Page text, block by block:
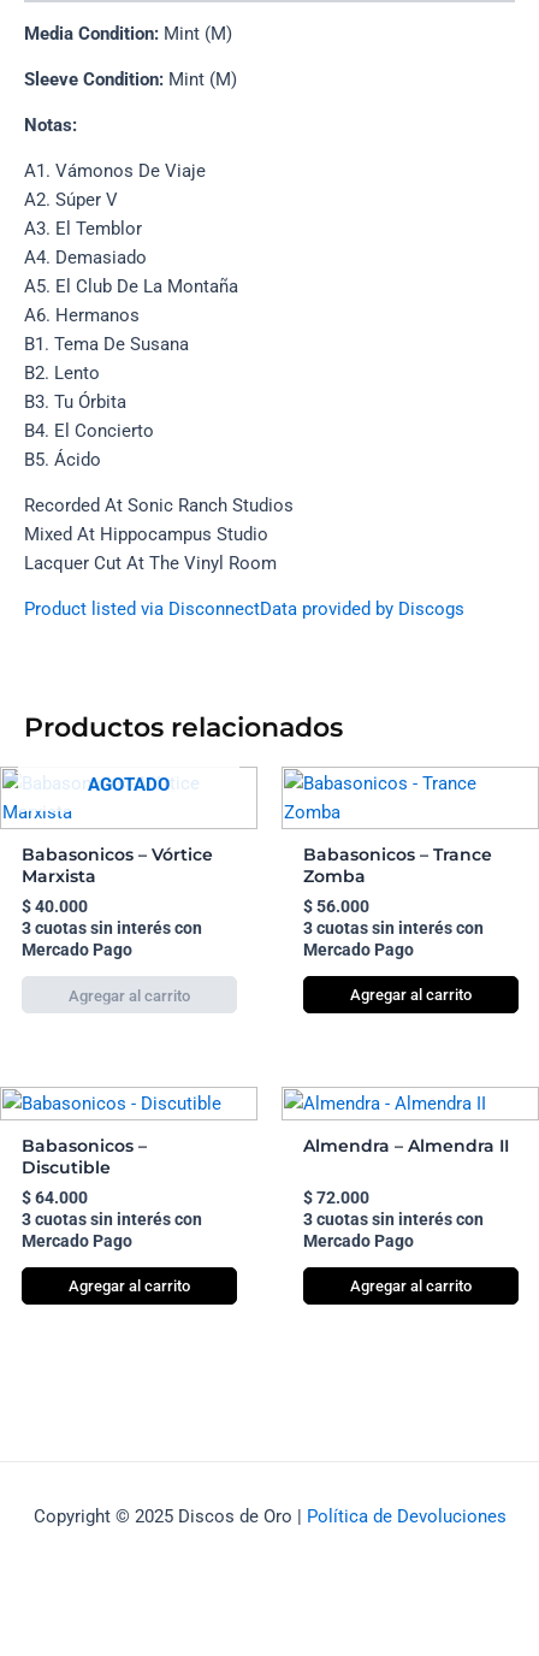
Media Condition: Mint (M)
Sleeve Condition: Mint (M)
Notas:
A1. Vámonos De Viaje
A2. Súper V
A3. El Temblor
A4. Demasiado
A5. El Club De La Montaña
A6. Hermanos
B1. Tema De Susana
B2. Lento
B3. Tu Órbita
B4. El Concierto
B5. Ácido
Recorded At Sonic Ranch Studios
Mixed At Hippocampus Studio
Lacquer Cut At The Vinyl Room
Product listed via DisconnectData provided by Discogs
Productos relacionados
AGOTADO
Babasonicos – Vórtice
Marxista
$40.000
3 cuotas sin interés con
Mercado Pago
Babasonicos – Trance
Zomba
$56.000
3 cuotas sin interés con
Mercado Pago
Agregar al carrito
Babasonicos –
Discutible
$64.000
3 cuotas sin interés con
Mercado Pago
Agregar al carrito
Almendra – Almendra II
$72.000
3 cuotas sin interés con
Mercado Pago
Agregar al carrito
Copyright © 2025 Discos de Oro | Política de Devoluciones